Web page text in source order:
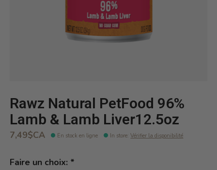
Rawz Natural PetFood 96%
Lamb & Lamb Liver12.5oz
7,49$CA En stock en ligne In store:Vérifier la disponibilité
Faire un choix: *